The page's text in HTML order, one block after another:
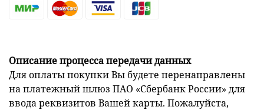
Описание процесса передачи данных
Для оплаты покупки Вы будете перенаправлены
на платежный шлюз ПАО «Сбербанк России» для
ввода реквизитов Вашей карты. Пожалуйста,